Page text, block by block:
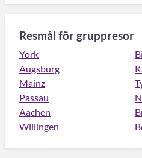
Resmål för gruppresor
York
Augsburg
Mainz
Passau
Aachen
Willingen